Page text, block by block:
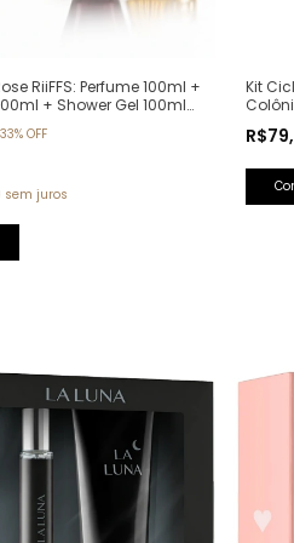
RiiFFS: Perfume 100ml +
+ Shower Gel 100ml
33% OFF
sem juros
Kit